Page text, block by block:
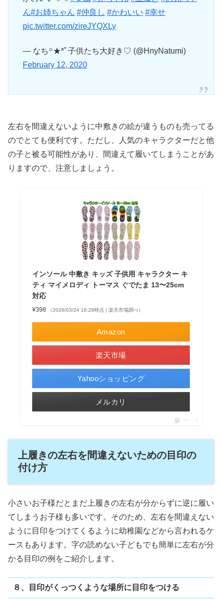
ん#お姉ちゃん #仲良し #かわいい #幸せ
pic.twitter.com/zireJYQXLy
— なち꙳★*ﾟ子供たち大好き♡ (@HnyNatumi)
February 12, 2020
左右を間違えないように中敷きの絵が違うものも売ってる
のでとても便利です。ただし、人気のキャラクターだと他
の子と被る可能性があり、間違えて履いてしまうことがあ
りますので、注意しましょう。
インソール 中敷き キッズ 子供用 キャラクター キ
ティ マイメロディ トーマス ぐでたま 13〜25cm
対応
¥398 （2026/03/24 18:28時点 | 楽天市場調べ）
Amazon
楽天市場
Yahooショッピング
メルカリ
ポチップ
上履きの左右を間違えないための目印の
付け方
小さいお子様だとまだ上履きの左右が分からずに逆に履い
てしまうお子様も多いです。そのため、左右を間違えない
ように目印をつけてくるように幼稚園などから言われるケ
ースもあります。字の読めない子どもでも簡単に左右が分
かる目印の例をご紹介します。
８、目印がくっつくような場所に目印をつける